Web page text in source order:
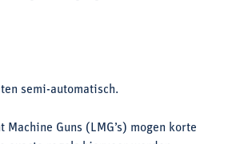
semi-automatisch.
Guns (LMG’s) mogen korte